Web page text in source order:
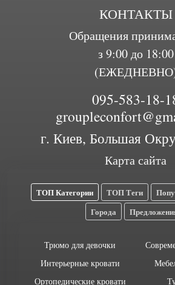
КОНТАКТЫ
Обращения
з 9:00 до 18:00
095-583-18-
г. Киев, Большая
Карта сайта
ТОП Категории ТОП Теги
Города
Трюмо для девочки
Интерьерные кровати
Ортопедические кровати